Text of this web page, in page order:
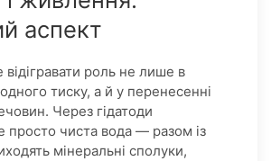
аспект
відігравати роль не лише в
тиску, а й у перенесенні
Через гідатоди
просто чиста вода — разом із
мінеральні сполуки,